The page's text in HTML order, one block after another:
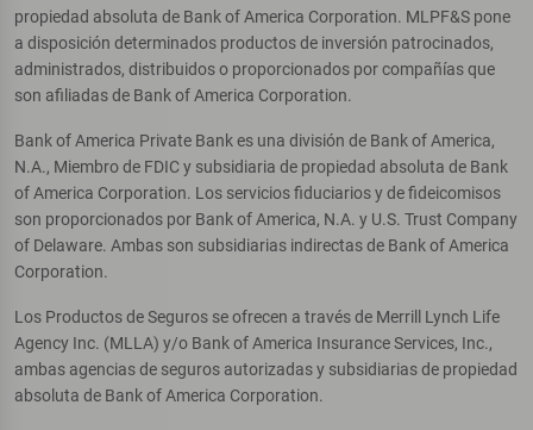
propiedad absoluta de Bank of America Corporation. MLPF&S pone
a disposición determinados productos de inversión patrocinados,
administrados, distribuidos o proporcionados por compañías que
son afiliadas de Bank of America Corporation.
Bank of America Private Bank es una división de Bank of America,
N.A., Miembro de FDIC y subsidiaria de propiedad absoluta de Bank
of America Corporation. Los servicios fiduciarios y de fideicomisos
son proporcionados por Bank of America, N.A. y U.S. Trust Company
of Delaware. Ambas son subsidiarias indirectas de Bank of America
Corporation.
Los Productos de Seguros se ofrecen a través de Merrill Lynch Life
Agency Inc. (MLLA) y/o Bank of America Insurance Services, Inc.,
ambas agencias de seguros autorizadas y subsidiarias de propiedad
absoluta de Bank of America Corporation.